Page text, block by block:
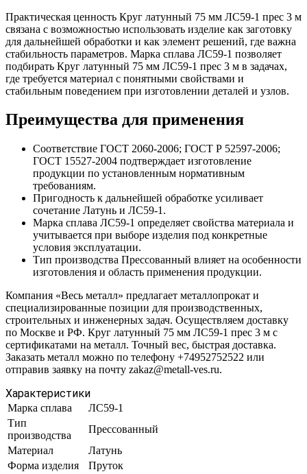
Практическая ценность Круг латунный 75 мм ЛС59-1 прес 3 м
связана с возможностью использовать изделие как заготовку
для дальнейшей обработки и как элемент решений, где важна
стабильность параметров. Марка сплава ЛС59-1 позволяет
подбирать Круг латунный 75 мм ЛС59-1 прес 3 м в задачах,
где требуется материал с понятными свойствами и
стабильным поведением при изготовлении деталей и узлов.
Преимущества для применения
Соответствие ГОСТ 2060-2006; ГОСТ Р 52597-2006;
ГОСТ 15527-2004 подтверждает изготовление
продукции по установленным нормативным
требованиям.
Пригодность к дальнейшей обработке усиливает
сочетание Латунь и ЛС59-1.
Марка сплава ЛС59-1 определяет свойства материала и
учитывается при выборе изделия под конкретные
условия эксплуатации.
Тип производства Прессованный влияет на особенности
изготовления и область применения продукции.
Компания «Весь металл» предлагает металлопрокат и
специализированные позиции для производственных,
строительных и инженерных задач. Осуществляем доставку
по Москве и РФ. Круг латунный 75 мм ЛС59-1 прес 3 м с
сертификатами на металл. Точный вес, быстрая доставка.
Заказать металл можно по телефону +74952752522 или
отправив заявку на почту zakaz@metall-ves.ru.
Характеристики
Марка сплава
ЛС59-1
Тип
производства
Прессованный
Материал
Латунь
Форма изделия
Пруток